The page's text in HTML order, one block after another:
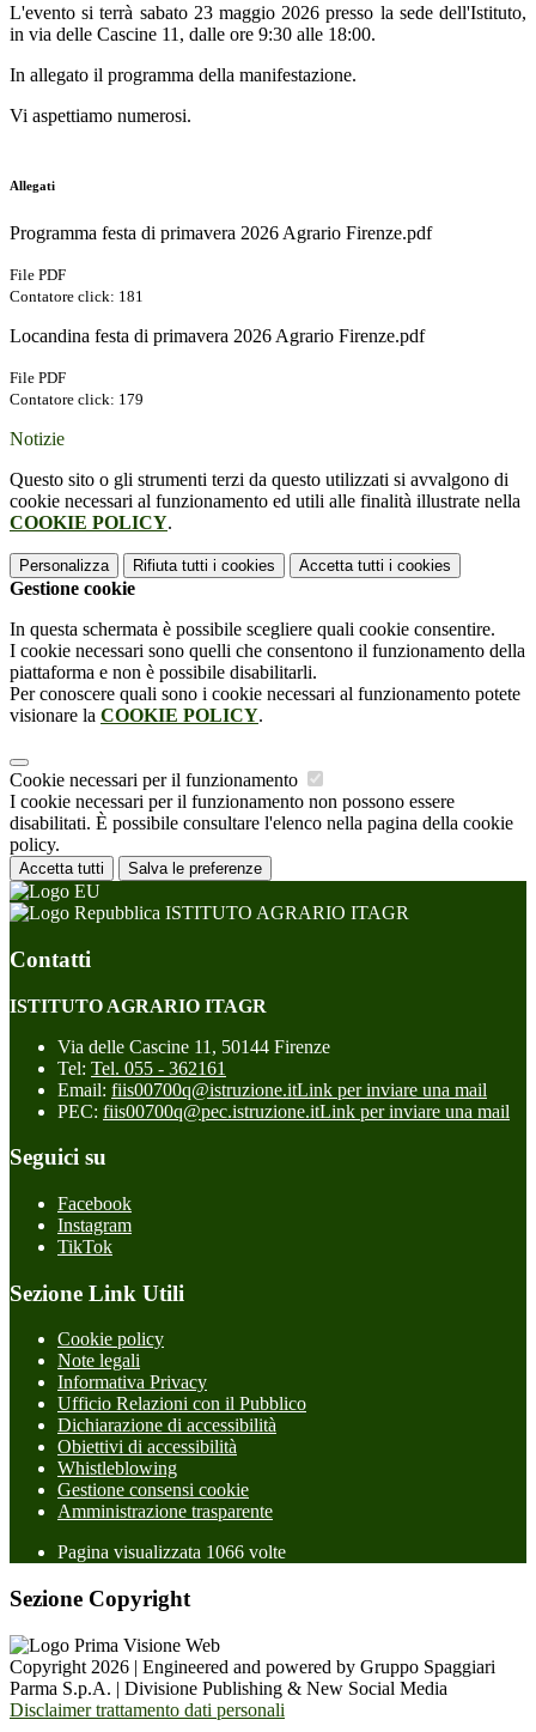
L'evento si terrà sabato 23 maggio 2026 presso la sede dell'Istituto,
in via delle Cascine 11, dalle ore 9:30 alle 18:00.
In allegato il programma della manifestazione.
Vi aspettiamo numerosi.
Allegati
Programma festa di primavera 2026 Agrario Firenze.pdf
File PDF
Contatore click: 181
Locandina festa di primavera 2026 Agrario Firenze.pdf
File PDF
Contatore click: 179
Notizie
Questo sito o gli strumenti terzi da questo utilizzati si avvalgono di
cookie necessari al funzionamento ed utili alle finalità illustrate nella
COOKIE POLICY.
Personalizza Rifiuta tutti i cookies Accetta tutti i cookies
Gestione cookie
In questa schermata è possibile scegliere quali cookie consentire.
I cookie necessari sono quelli che consentono il funzionamento della
piattaforma e non è possibile disabilitarli.
Per conoscere quali sono i cookie necessari al funzionamento potete
visionare la COOKIE POLICY.
Cookie necessari per il funzionamento
I cookie necessari per il funzionamento non possono essere
disabilitati. È possibile consultare l'elenco nella pagina della cookie
policy.
Accetta tutti Salva le preferenze
ISTITUTO AGRARIO ITAGR
Contatti
ISTITUTO AGRARIO ITAGR
Via delle Cascine 11, 50144 Firenze
Tel: Tel. 055 - 362161
Email: fiis00700q@istruzione.itLink per inviare una mail
PEC: fiis00700q@pec.istruzione.itLink per inviare una mail
Seguici su
Facebook
Instagram
TikTok
Sezione Link Utili
Cookie policy
Note legali
Informativa Privacy
Ufficio Relazioni con il Pubblico
Dichiarazione di accessibilità
Obiettivi di accessibilità
Whistleblowing
Gestione consensi cookie
Amministrazione trasparente
Pagina visualizzata 1066 volte
Sezione Copyright
Copyright 2026 | Engineered and powered by Gruppo Spaggiari
Parma S.p.A. | Divisione Publishing & New Social Media
Disclaimer trattamento dati personali